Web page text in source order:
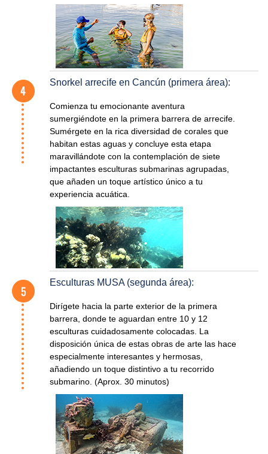
Snorkel arrecife en Cancún (primera área):
Comienza tu emocionante aventura
sumergiéndote en la primera barrera de arrecife.
Sumérgete en la rica diversidad de corales que
habitan estas aguas y concluye esta etapa
maravillándote con la contemplación de siete
impactantes esculturas submarinas agrupadas,
que añaden un toque artístico único a tu
experiencia acuática.
Esculturas MUSA (segunda área):
Dirígete hacia la parte exterior de la primera
barrera, donde te aguardan entre 10 y 12
esculturas cuidadosamente colocadas. La
disposición única de estas obras de arte las hace
especialmente interesantes y hermosas,
añadiendo un toque distintivo a tu recorrido
submarino. (Aprox. 30 minutos)